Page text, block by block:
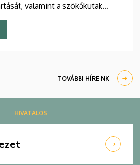
valamint a szökőkutak
TOVÁBBI HÍREINK
HIVATALOS